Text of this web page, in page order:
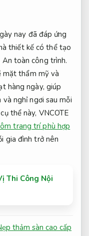
nay đã đáp ứng
thiết kế có thể tạo
An toàn công trình.
mặt thẩm mỹ và
hàng ngày, giúp
nghỉ ngơi sau mỗi
thể này, VNCOTE
trang trí phù hợp
gia đình trở nên
Thi Công Nội
thảm sàn cao cấp